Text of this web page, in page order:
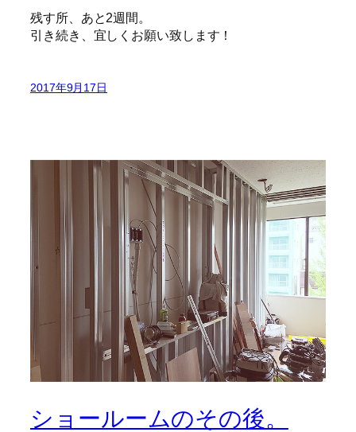
残す所、あと2週間。
引き続き、宜しくお願い致します！
2017年9月17日
ショールームのその後。